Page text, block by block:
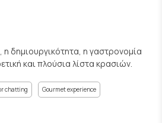
δημιουργικότητα, η γαστρονομία
και πλούσια λίστα κρασιών.
chatting Gourmet experience